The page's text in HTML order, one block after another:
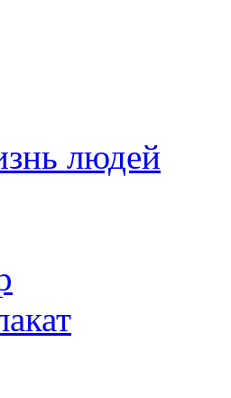
людей